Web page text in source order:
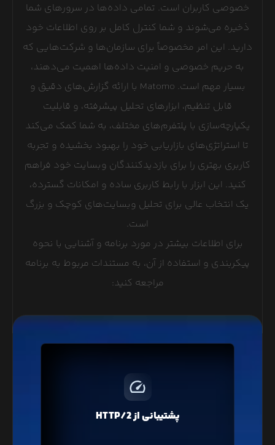
خصوصی کاربران است. تمامی داده‌ها در سرورهای شما
ذخیره می‌شوند و شما کنترل کامل بر روی اطلاعات خود
دارید. این امر مخصوصاً برای سازمان‌ها و شرکت‌هایی که
به حریم خصوصی و امنیت داده‌ها اهمیت می‌دهند،
بسیار مهم است. Matomo با ارائه گزارش‌های دقیق و
قابل تنظیم، ابزارهای تحلیل پیشرفته، و قابلیت
یکپارچه‌سازی با پلتفرم‌های مختلف، به شما کمک می‌کند
تا استراتژی‌های بازاریابی خود را بهبود بخشیده و تجربه
کاربری بهتری را برای بازدیدکنندگان وبسایت خود فراهم
کنید. این ابزار با رابط کاربری ساده و امکانات گسترده،
یک انتخاب عالی برای تحلیل وبسایت‌های کوچک و بزرگ
است.
برای اطلاعات بیشتر در مورد برنامه و آشنایی با نحوه
پیکربندی و استفاده از آن، به مستندات مربوط به برنامه
مراجعه کنید:
پشتیبانی از HTTP/2
پروتکل HTTP/2 با فشرده‌سازی و ارسال درخواست‌های
همزمان، باعث افزایش سرعت لود صفحات وبسایت شما
خواهد شد که در تمامی سرویس‌های لیارا پروتکل